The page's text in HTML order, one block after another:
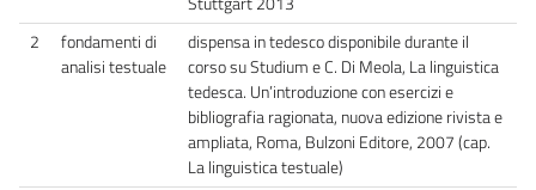
2
fondamenti di
analisi testuale
dispensa in tedesco disponibile durante il
corso su Studium e C. Di Meola, La linguistica
tedesca. Un’introduzione con esercizi e
bibliografia ragionata, nuova edizione rivista e
ampliata, Roma, Bulzoni Editore, 2007 (cap.
La linguistica testuale)